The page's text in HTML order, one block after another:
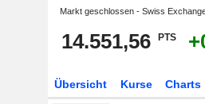
Markt geschlossen - Swiss
14.551,56 PTS
Übersicht Kurse Charts